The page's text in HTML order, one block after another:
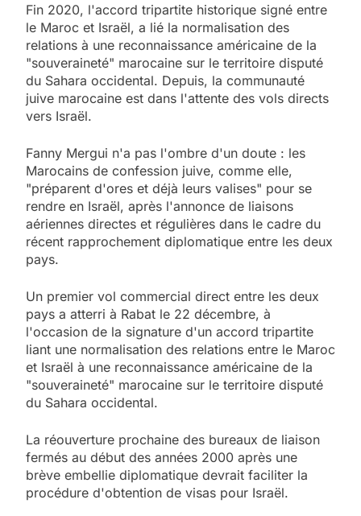
Fin 2020, l'accord tripartite historique signé entre
le Maroc et Israël, a lié la normalisation des
relations à une reconnaissance américaine de la
"souveraineté" marocaine sur le territoire disputé
du Sahara occidental. Depuis, la communauté
juive marocaine est dans l'attente des vols directs
vers Israël.
Fanny Mergui n'a pas l'ombre d'un doute : les
Marocains de confession juive, comme elle,
"préparent d'ores et déjà leurs valises" pour se
rendre en Israël, après l'annonce de liaisons
aériennes directes et régulières dans le cadre du
récent rapprochement diplomatique entre les deux
pays.
Un premier vol commercial direct entre les deux
pays a atterri à Rabat le 22 décembre, à
l'occasion de la signature d'un accord tripartite
liant une normalisation des relations entre le Maroc
et Israël à une reconnaissance américaine de la
"souveraineté" marocaine sur le territoire disputé
du Sahara occidental.
La réouverture prochaine des bureaux de liaison
fermés au début des années 2000 après une
brève embellie diplomatique devrait faciliter la
procédure d'obtention de visas pour Israël.